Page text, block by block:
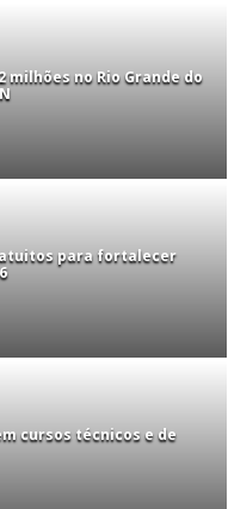
milhões no Rio Grande do
para fortalecer
cursos técnicos e de